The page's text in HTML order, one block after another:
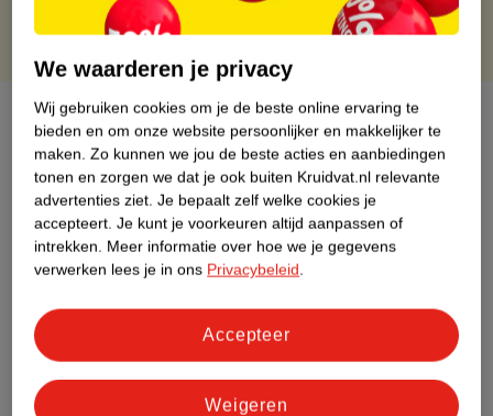
Over dit product
Productinformatie
Nature Impact Score
Dit product heeft (nog) geen Nature
Meer informatie
Bestel & Bezorginformatie
We waarderen je privacy
Wij gebruiken cookies om je de beste online ervaring te
bieden en om onze website persoonlijker en makkelijker te
maken. Zo kunnen we jou de beste acties en aanbiedingen
tonen en zorgen we dat je ook buiten Kruidvat.nl relevante
advertenties ziet. Je bepaalt zelf welke cookies je
accepteert. Je kunt je voorkeuren altijd aanpassen of
intrekken. Meer informatie over hoe we je gegevens
verwerken lees je in ons Privacybeleid.
Weigeren
Accepteer